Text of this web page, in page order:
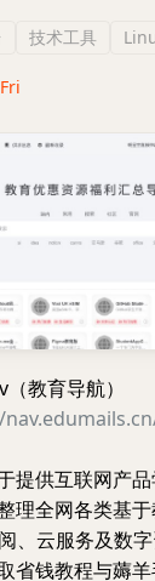
技术工具
教育导航）
提供互联网产
理全网各类基
、云服务及数
省钱教程与薅羊